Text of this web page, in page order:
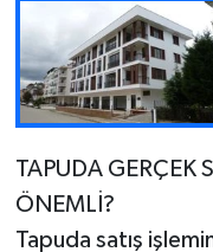
TAPUDA GERÇEK
ÖNEMLİ?
Tapuda satış